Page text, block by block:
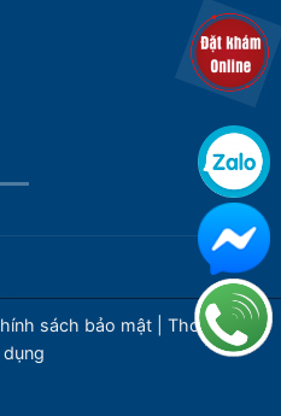
sách bảo mật
Thoả thuận